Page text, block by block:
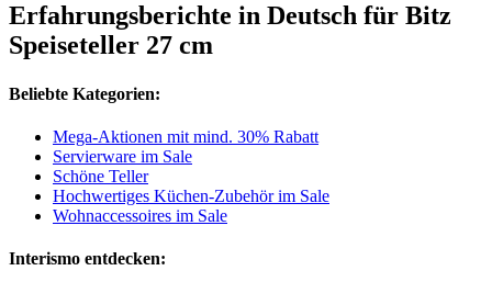
Erfahrungsberichte in Deutsch für Bitz
Speiseteller 27 cm
Beliebte Kategorien:
Mega-Aktionen mit mind. 30% Rabatt
Servierware im Sale
Schöne Teller
Hochwertiges Küchen-Zubehör im Sale
Wohnaccessoires im Sale
Interismo entdecken: